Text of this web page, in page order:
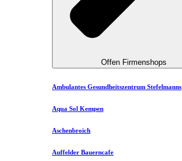
Offen Firmenshops
Ambulantes Gesundheitszentrum Stefelmanns
Aqua Sol Kempen
Aschenbroich
Auffelder Bauerncafe